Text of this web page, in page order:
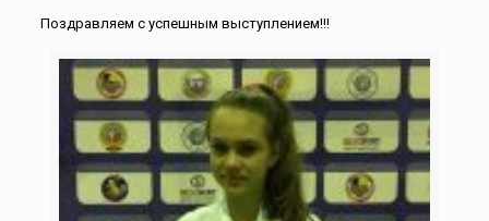
Поздравляем с успешным выступлением!!!